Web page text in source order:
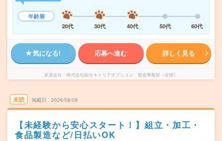
年齢層
20代
30代 40代 50代 60代
気になる! 応募へ進む 詳しく見る
派遣会社 株式会社綜合キャリアオプション 製造事業部（全国）
未読 掲載日 2026/08/08
【未経験から安心スタート！】組立・加工・
食品製造など/日払いOK